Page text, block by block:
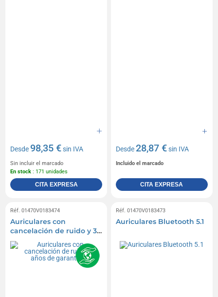
Desde 98,35 €sin IVA
Sin incluir el marcado
En stock : 171 unidades
CITA EXPRESA
Desde28,87 €sin IVA
Incluido el marcado
CITA EXPRESA
Réf. 01470V0183474
Auriculares con
cancelación de ruido y 3
años de garantía
Réf. 01470V0183473
Auriculares Bluetooth 5.1